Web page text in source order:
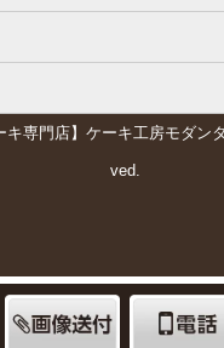
専門店】ケーキ工房モダン
ved.